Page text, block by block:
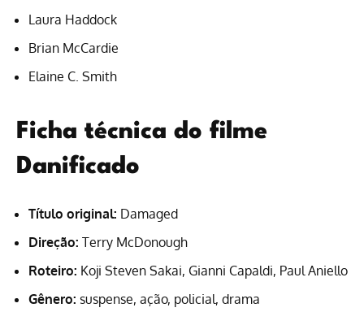
Laura Haddock
Brian McCardie
Elaine C. Smith
Ficha técnica do filme
Danificado
Título original: Damaged
Direção: Terry McDonough
Roteiro: Koji Steven Sakai, Gianni Capaldi, Paul Aniello
Gênero: suspense, ação, policial, drama